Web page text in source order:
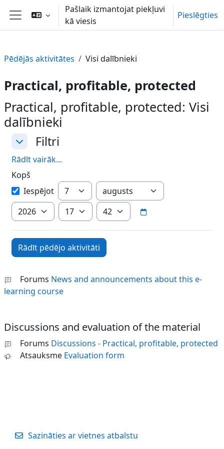
Atvērt galveno saturu
Sānu panelis
Pašlaik izmantojat piekļuvi
kā viesis
Pieslēgties
Pēdējās aktivitātes Visi dalībnieki
Practical, profitable, protected
Practical, profitable, protected: Visi
dalībnieki
Filtri
Filtri Filtri
Rādīt vairāk...
Kopš
KopšIespējot Diena
Mēnesis
Gads
Stunda Minūte
Forums News and announcements about this e-
learning course
Discussions and evaluation of the material
Forums Discussions - Practical, profitable, protected
Atsauksme Evaluation form
Sazināties ar vietnes atbalstu